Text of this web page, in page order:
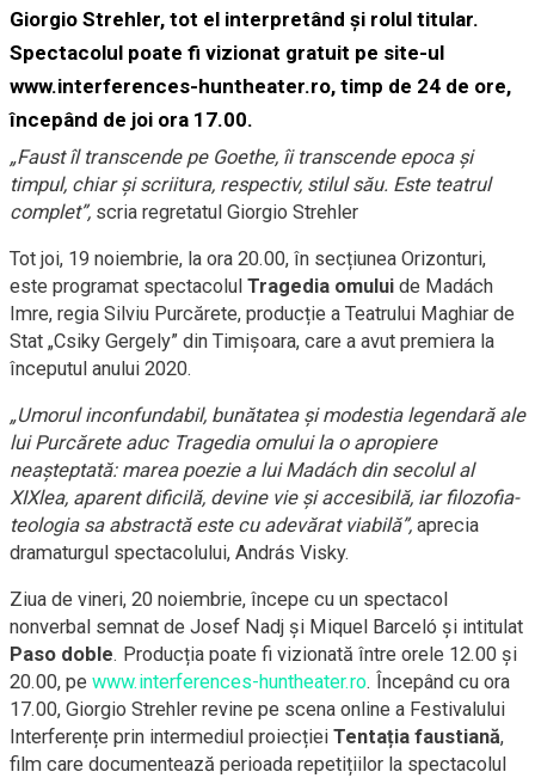
Giorgio Strehler, tot el interpretând și rolul titular.
Spectacolul poate fi vizionat gratuit pe site-ul
www.interferences-huntheater.ro, timp de 24 de ore,
începând de joi ora 17.00.
„Faust îl transcende pe Goethe, îi transcende epoca şi
timpul, chiar și scriitura, respectiv, stilul său. Este teatrul
complet”, scria regretatul Giorgio Strehler
Tot joi, 19 noiembrie, la ora 20.00, în secțiunea Orizonturi,
este programat spectacolul Tragedia omului de Madách
Imre, regia Silviu Purcărete, producție a Teatrului Maghiar de
Stat „Csiky Gergely” din Timișoara, care a avut premiera la
începutul anului 2020.
„Umorul inconfundabil, bunătatea și modestia legendară ale
lui Purcărete aduc Tragedia omului la o apropiere
neașteptată: marea poezie a lui Madách din secolul al
XIXlea, aparent dificilă, devine vie și accesibilă, iar filozofia-
teologia sa abstractă este cu adevărat viabilă”, aprecia
dramaturgul spectacolului, András Visky.
Ziua de vineri, 20 noiembrie, începe cu un spectacol
nonverbal semnat de Josef Nadj și Miquel Barceló și intitulat
Paso doble. Producția poate fi vizionată între orele 12.00 și
20.00, pe www.interferences-huntheater.ro. Începând cu ora
17.00, Giorgio Strehler revine pe scena online a Festivalului
Interferențe prin intermediul proiecției Tentația faustiană,
film care documentează perioada repetițiilor la spectacolul